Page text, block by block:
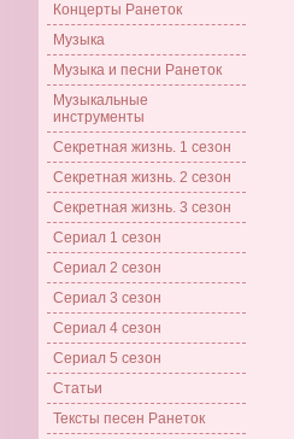
Концерты Ранеток
Музыка
Музыка и песни Ранеток
Музыкальные
инструменты
Секретная жизнь. 1 сезон
Секретная жизнь. 2 сезон
Секретная жизнь. 3 сезон
Сериал 1 сезон
Сериал 2 сезон
Сериал 3 сезон
Сериал 4 сезон
Сериал 5 сезон
Статьи
Тексты песен Ранеток